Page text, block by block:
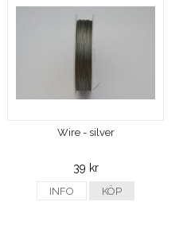
Wire - silver
39 kr
INFO KÖP